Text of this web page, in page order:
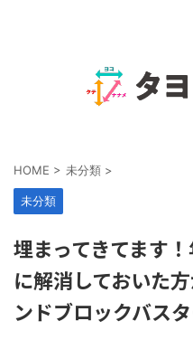
HOME > 未分類 >
未分類
埋まってきてます
に解消しておいた
ンドブロックバス